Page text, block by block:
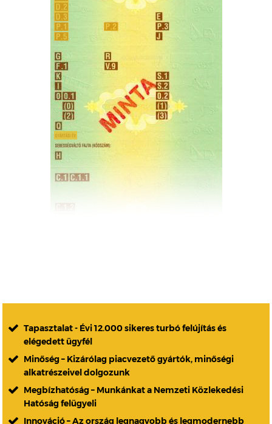
Tapasztalat - Évi 12.000 sikeres turbó felújítás és
elégedett ügyfél
Minőség – Kizárólag piacvezető gyártók, minőségi
alkatrészeivel dolgozunk
Megbízhatóság – Munkánkat a Nemzeti Közlekedési
Hatóság felügyeli
Innováció – Az ország legnagyobb és legmodernebb